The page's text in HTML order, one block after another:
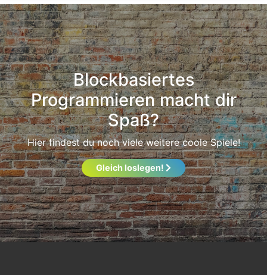
Blockbasiertes
Programmieren macht dir
Spaß?
Hier findest du noch viele weitere coole Spiele!
Gleich loslegen!